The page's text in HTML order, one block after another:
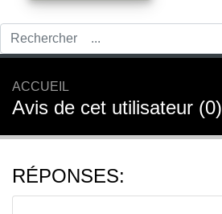
ACCUEIL
Avis de cet utilisateur (0)
RÉPONSES: